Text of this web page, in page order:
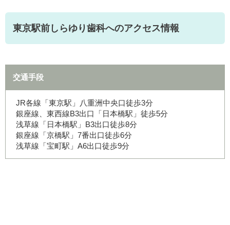
東京駅前しらゆり歯科へのアクセス情報
交通手段
JR各線「東京駅」八重洲中央口徒歩3分
銀座線、東西線B3出口「日本橋駅」徒歩5分
浅草線「日本橋駅」B3出口徒歩8分
銀座線「京橋駅」7番出口徒歩6分
浅草線「宝町駅」A6出口徒歩9分